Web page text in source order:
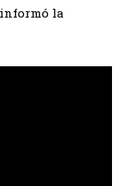
la